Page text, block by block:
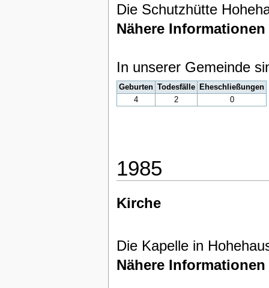
Die Schutzhütte
Nähere
In unserer Gemeinde
Geburten Todesfälle
Eheschließungen
4
2 0
1985
Kirche
Die Kapelle in
Nähere